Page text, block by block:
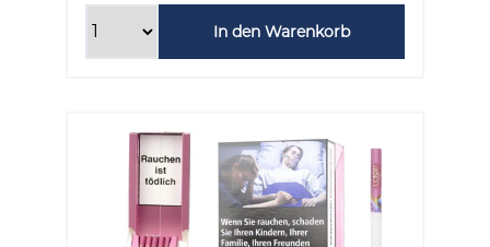
In den Warenkorb